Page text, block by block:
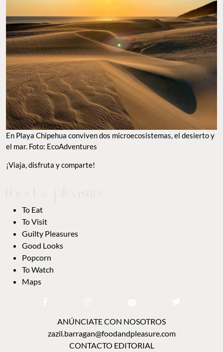
En Playa Chipehua conviven dos microecosistemas, el desierto y
el mar. Foto: EcoAdventures
¡Viaja, disfruta y comparte!
To Eat
To Visit
Guilty Pleasures
Good Looks
Popcorn
To Watch
Maps
ANÚNCIATE CON NOSOTROS
zazil.barragan@foodandpleasure.com
CONTACTO EDITORIAL